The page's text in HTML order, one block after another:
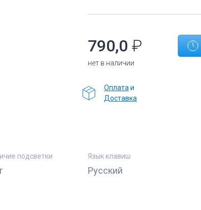
790,0 ₽
нет в наличии
Оплата и
Доставка
подсветки Язык клавиш
Русский